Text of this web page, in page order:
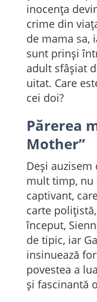
inocența
crime din
de mama sa,
sunt prinși
adult sfâșiat
uitat. Care
cei doi?
Părerea
Mother”
Deși auzisem
mult timp, nu
captivant,
carte
început,
de tipic, iar
insinuează
povestea a
și fascinantă